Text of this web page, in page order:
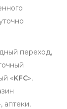
переход,
«KFC»,
аптеки,